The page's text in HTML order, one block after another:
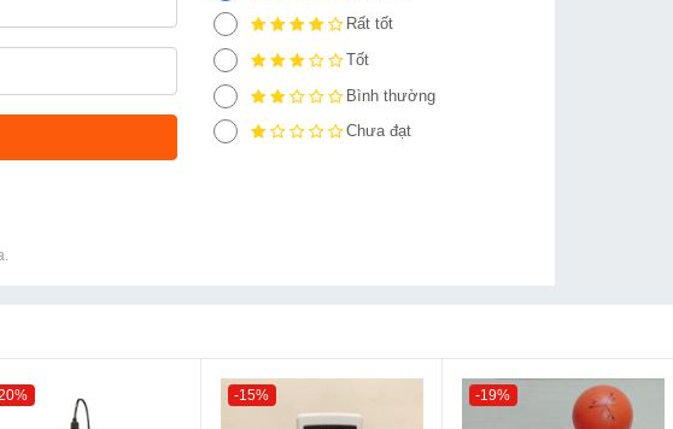
Rất tốt
Tốt
Bình thường
Chưa đạt
-15% -19%